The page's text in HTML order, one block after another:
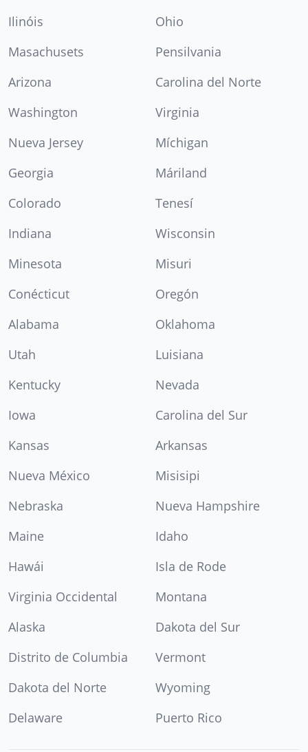
Ilinóis
Ohio
Masachusets
Pensilvania
Arizona
Carolina del Norte
Washington
Virginia
Nueva Jersey
Míchigan
Georgia
Máriland
Colorado
Tenesí
Indiana
Wisconsin
Minesota
Misuri
Conécticut
Oregón
Alabama
Oklahoma
Utah
Luisiana
Kentucky
Nevada
Iowa
Carolina del Sur
Kansas
Arkansas
Nueva México
Misisipi
Nebraska
Nueva Hampshire
Maine
Idaho
Hawái
Isla de Rode
Virginia Occidental
Montana
Alaska
Dakota del Sur
Distrito de Columbia
Vermont
Dakota del Norte
Wyoming
Delaware
Puerto Rico